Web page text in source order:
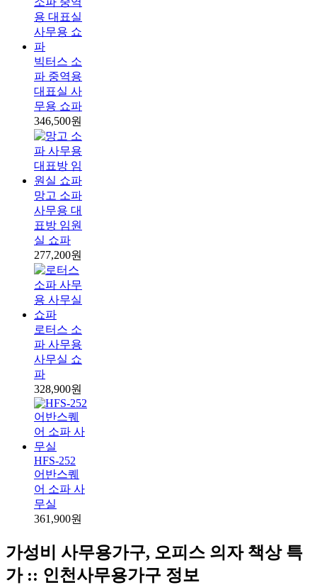
빅터스 소
파 중역용
대표실 사
무용 쇼파
346,500원
망고 소파
사무용 대
표방 임원
실 쇼파
277,200원
로터스 소
파 사무용
사무실 쇼
파
328,900원
HFS-252
어반스퀘
어 소파 사
무실
361,900원
가성비 사무용가구, 오피스 의자 책상 특
가 :: 인천사무용가구 정보